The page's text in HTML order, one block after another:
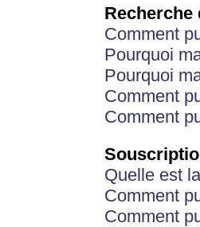
Recherche
Comment
Pourquoi
Pourquoi
Comment
Comment
Quelle est
Comment
Comment